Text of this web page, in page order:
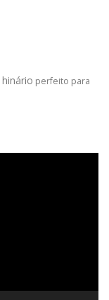
hinário perfeito para